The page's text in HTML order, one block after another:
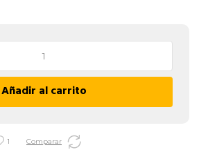
Añadir al carrito
1 Comparar